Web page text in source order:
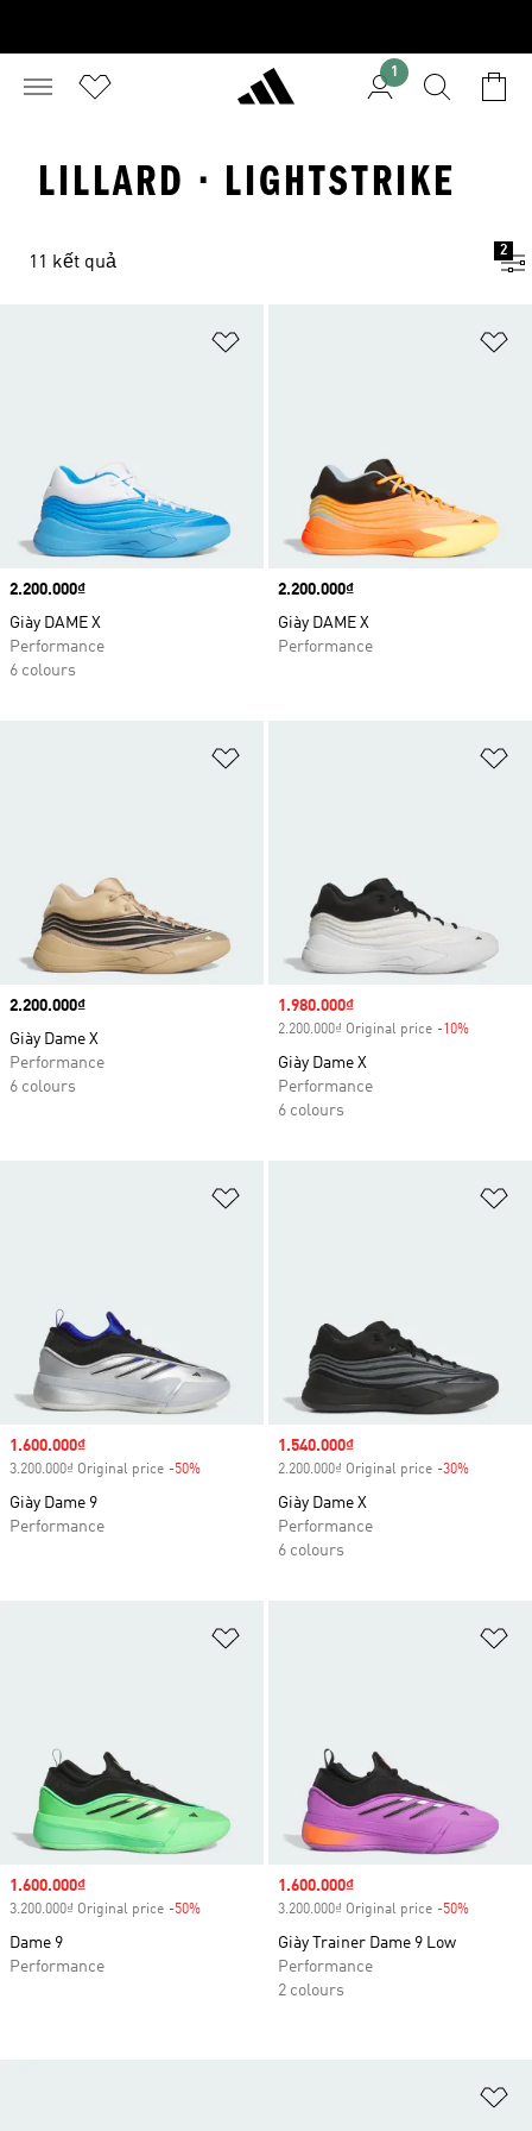
1
LILLARD · LIGHTSTRIKE
11 kết quả
2
Price
2.200.000₫
Giày DAME X
Performance
6 colours
Price
2.200.000₫
Giày DAME X
Performance
Price
2.200.000₫
Giày Dame X
Performance
6 colours
Sale price
1.980.000₫
2.200.000₫ Original price -10%
Giày Dame X
Performance
6 colours
Sale price
1.600.000₫
3.200.000₫ Original price -50%
Giày Dame 9
Performance
Sale price
1.540.000₫
2.200.000₫ Original price -30%
Giày Dame X
Performance
6 colours
Sale price
1.600.000₫
3.200.000₫ Original price -50%
Dame 9
Performance
Sale price
1.600.000₫
3.200.000₫ Original price -50%
Giày Trainer Dame 9 Low
Performance
2 colours